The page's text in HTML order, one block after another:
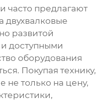
часто предлагают
двухвалковые
развитой
доступными
оборудования
Покупая технику,
не только на цену,